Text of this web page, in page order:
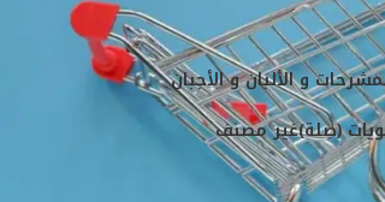
و الألبان و الأجبان
(صِلة)غير مصنف